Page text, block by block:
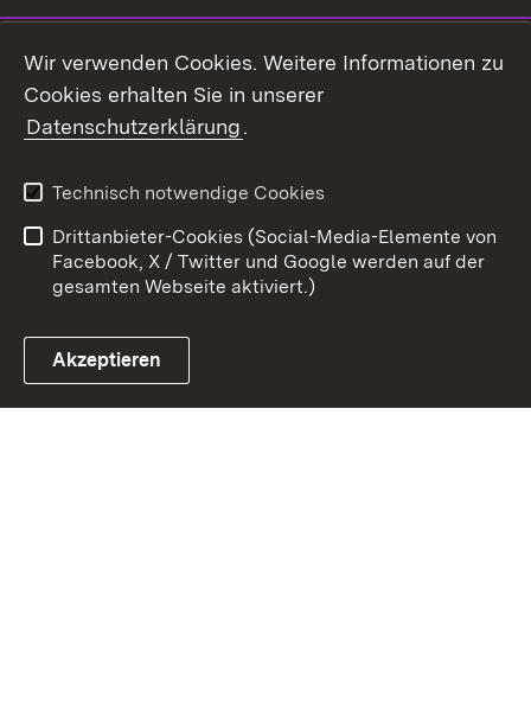
Link zum Landesportal
Kontakt
Barrierefreiheit
Impressum
Cookies
Wir verwenden Cookies. Weitere Informationen zu
Cookies erhalten Sie in unserer
Datenschutzerklärung.
Technisch notwendige Cookies
Drittanbieter-Cookies (Social-Media-Elemente von
Facebook, X / Twitter und Google werden auf der
gesamten Webseite aktiviert.)
Akzeptieren